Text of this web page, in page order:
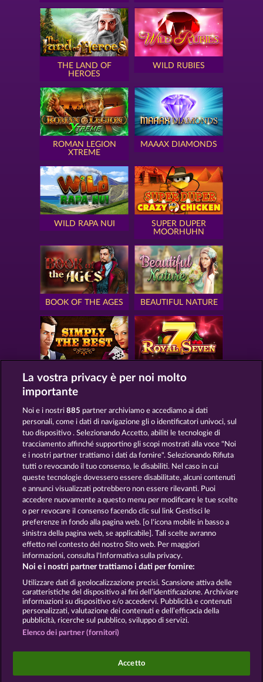
THE LAND OF
HEROES
WILD RUBIES
ROMAN LEGION
XTREME
MAAAX DIAMONDS
WILD RAPA NUI
SUPER DUPER
MOORHUHN
BOOK OF THE AGES BEAUTIFUL NATURE
SIMPLY THE BEST ROYAL SEVEN
GOLDEN EI OF
MOORHUHN
FOREVER
DIAMONDS
Mostra tutti i giochi
Termini e condizioni
Informativa sulla privacy Note legali
Società FAQ Facebook
Invia richiesta di recesso
I giochi social da casinò sono volti esclusivamente
all'intrattenimento e non esercitano alcuna
La vostra privacy è per noi molto
importante
Noi e i nostri885 partner archiviamo e accediamo ai dati
personali, come i dati di navigazione gli o identificatori univoci, sul
tuo dispositivo . Selezionando Accetto, abiliti le tecnologie di
tracciamento affinché supportino gli scopi mostrati alla voce "Noi
e i nostri partner trattiamo i dati da fornire". Selezionando Rifiuta
tutti o revocando il tuo consenso, le disabiliti. Nel caso in cui
queste tecnologie dovessero essere disabilitate, alcuni contenuti
e annunci visualizzati potrebbero non essere rilevanti. Puoi
accedere nuovamente a questo menu per modificare le tue scelte
o per revocare il consenso facendo clic sul link Gestisci le
preferenze in fondo alla pagina web. [o l'icona mobile in basso a
sinistra della pagina web, se applicabile]. Tali scelte avranno
effetto nel contesto del nostro Sito web. Per maggiori
informazioni, consulta l'Informativa sulla privacy.
Noi e i nostri partner trattiamo i dati per fornire:
Utilizzare dati di geolocalizzazione precisi. Scansione attiva delle
caratteristiche del dispositivo ai fini dell’identificazione. Archiviare
informazioni su dispositivo e/o accedervi. Pubblicità e contenuti
personalizzati, valutazione dei contenuti e dell’efficacia della
pubblicità, ricerche sul pubblico, sviluppo di servizi.
Elenco dei partner (fornitori)
Accetto